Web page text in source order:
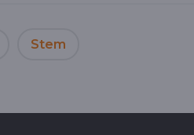
Stem